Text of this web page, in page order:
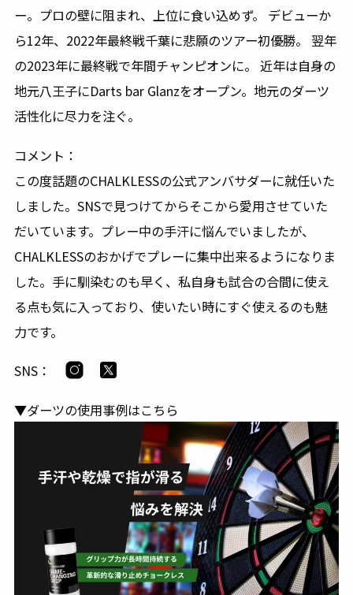
ー。プロの壁に阻まれ、上位に食い込めず。 デビューか
ら12年、2022年最終戦千葉に悲願のツアー初優勝。 翌年
の2023年に最終戦で年間チャンピオンに。 近年は自身の
地元八王子にDarts bar Glanzをオープン。地元のダーツ
活性化に尽力を注ぐ。
コメント：
この度話題のCHALKLESSの公式アンバサダーに就任いた
しました。SNSで見つけてからそこから愛用させていた
だいています。プレー中の手汗に悩んでいましたが、
CHALKLESSのおかげでプレーに集中出来るようになりま
した。手に馴染むのも早く、私自身も試合の合間に使え
る点も気に入っており、使いたい時にすぐ使えるのも魅
力です。
SNS：
▼ダーツの使用事例はこちら